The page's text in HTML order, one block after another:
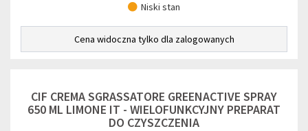
Niski stan
Cena widoczna tylko dla zalogowanych
CIF CREMA SGRASSATORE GREENACTIVE SPRAY
650 ML LIMONE IT - WIELOFUNKCYJNY PREPARAT
DO CZYSZCZENIA